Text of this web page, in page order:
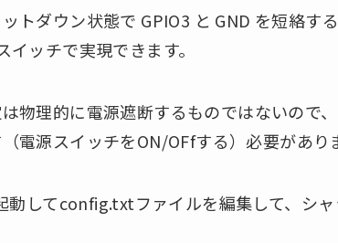
トダウン状態で GPIO3 と GND を短絡す
イッチで実現できます。
物理的に電源遮断するものではないので
電源スイッチをON/OFfする）必要があり
動してconfig.txtファイルを編集して、シャ